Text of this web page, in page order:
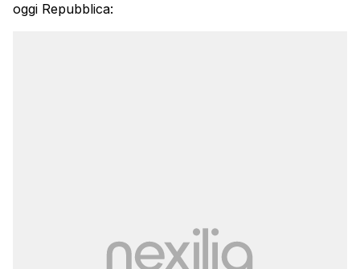
oggi Repubblica: